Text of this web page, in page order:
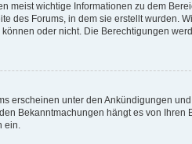
meist wichtige Informationen zu dem
des Forums, in dem sie erstellt wurden.
oder nicht. Die Berechtigungen
erscheinen unter den Ankündigungen
Bekanntmachungen hängt es von
ein.